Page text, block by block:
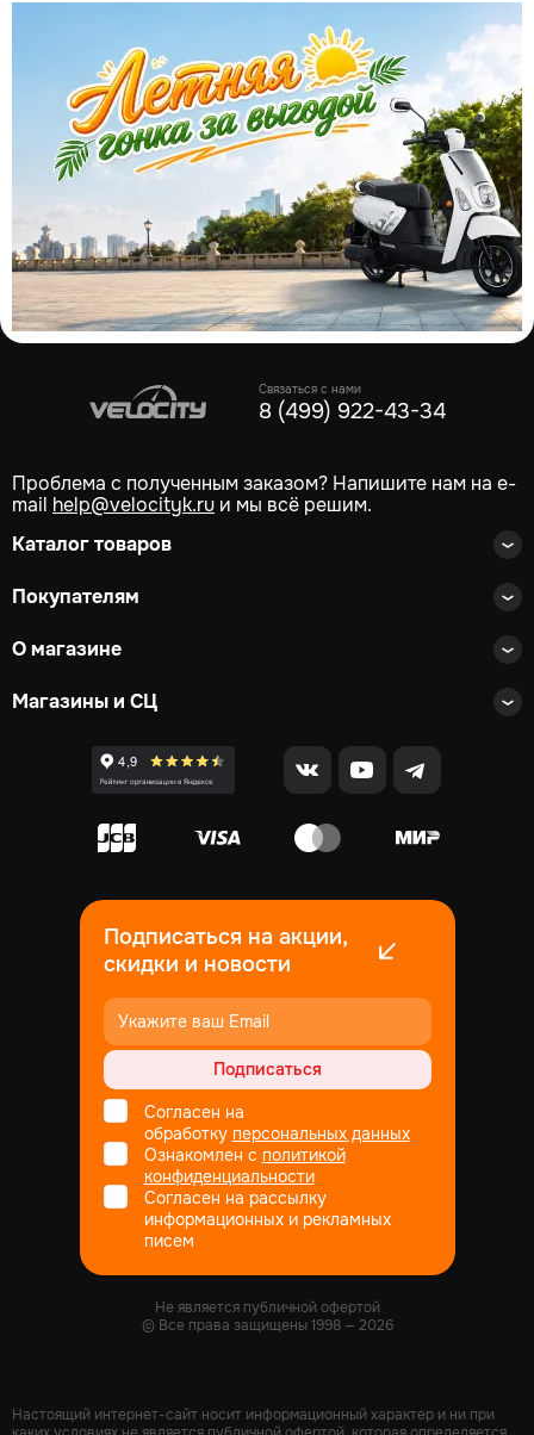
Связаться с нами
8 (499) 922-43-34
Проблема с полученным заказом? Напишите нам на e-
mail help@velocityk.ru и мы всё решим.
Каталог товаров
Покупателям
О магазине
Магазины и СЦ
Подписаться на акции,
скидки и новости
Подписаться
Согласен на
обработку персональных данных
Ознакомлен с политикой
конфиденциальности
Согласен на рассылку
информационных и рекламных
писем
Не является публичной офертой
© Все права защищены1998— 2026
Настоящий интернет-сайт носит информационный характер и ни при